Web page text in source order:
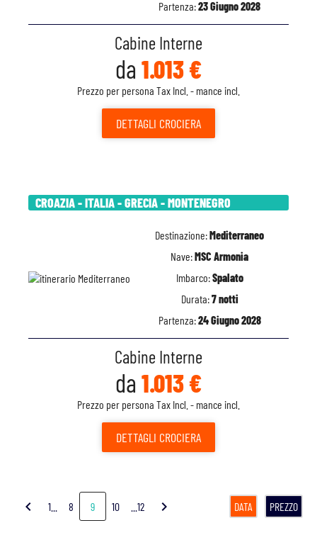
Partenza:23 Giugno 2028
Cabine Interne
da 1.013 €
Prezzo per persona Tax Incl. - mance incl.
DETTAGLI CROCIERA
CROAZIA - ITALIA - GRECIA - MONTENEGRO
Destinazione:Mediterraneo
Nave:MSC Armonia
Imbarco:Spalato
Durata:7 notti
Partenza:24 Giugno 2028
Cabine Interne
da 1.013 €
Prezzo per persona Tax Incl. - mance incl.
DETTAGLI CROCIERA
chevron_left 1... 8 9 10 ...12 chevron_right DATA PREZZO